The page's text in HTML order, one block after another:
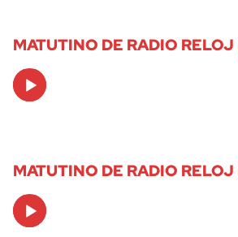
MATUTINO DE RADIO
Audio
Player
MATUTINO DE RADIO
Audio
Player